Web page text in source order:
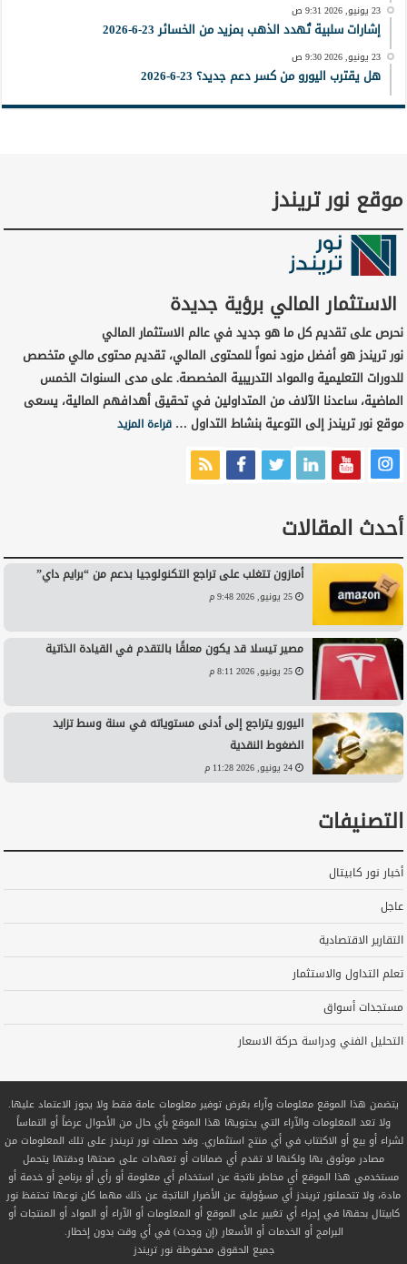
23 يونيو, 2026 9:31 ص
إشارات سلبية تُهدد الذهب بمزيد من الخسائر 23-6-2026
23 يونيو, 2026 9:30 ص
هل يقترب اليورو من كسر دعم جديد؟ 23-6-2026
موقع نور تريندز
الاستثمار المالي برؤية جديدة
نحرص على تقديم كل ما هو جديد في عالم الاستثمار المالي
نور تريندز هو أفضل مزود نمواً للمحتوى المالي، تقديم محتوى مالي متخصص
للدورات التعليمية والمواد التدريبية المخصصة. على مدى السنوات الخمس
الماضية، ساعدنا الآلاف من المتداولين في تحقيق أهدافهم المالية، يسعى
موقع نور تريندز إلى التوعية بنشاط التداول …قراءة المزيد
أحدث المقالات
أمازون تتغلب على تراجع التكنولوجيا بدعم من “برايم داي”
25 يونيو, 2026 9:48 م
مصير تيسلا قد يكون معلقًا بالتقدم في القيادة الذاتية
25 يونيو, 2026 8:11 م
اليورو يتراجع إلى أدنى مستوياته في سنة وسط تزايد
الضغوط النقدية
24 يونيو, 2026 11:28 م
التصنيفات
أخبار نور كابيتال
عاجل
التقارير الاقتصادية
تعلم التداول والاستثمار
مستجدات أسواق
التحليل الفني ودراسة حركة الاسعار
يتضمن هذا الموقع معلومات وآراء بغرض توفير معلومات عامة فقط ولا يجوز الاعتماد عليها.
ولا تعد المعلومات والآراء التي يحتويها هذا الموقع بأي حال من الأحوال عرضاً أو التماساً
لشراء أو بيع أو الاكتتاب في أي منتج استثماري. وقد حصلت نور تريندز على تلك المعلومات من
مصادر موثوق بها ولكنها لا تقدم أي ضمانات أو تعهدات على صحتها ودقتها يتحمل
مستخدمي هذا الموقع أي مخاطر ناتجة عن استخدام أي معلومة أو رأي أو برنامج أو خدمة أو
مادة، ولا تتحملنور تريندز أي مسؤولية عن الأضرار الناتجة عن ذلك مهما كان نوعها تحتفظ نور
كابيتال بحقها في إجراء أي تغيير على الموقع أو المعلومات أو الآراء أو المواد أو المنتجات أو
البرامج أو الخدمات أو الأسعار (إن وجدت) في أي وقت بدون إخطار.
جميع الحقوق محفوظةنور تريندز